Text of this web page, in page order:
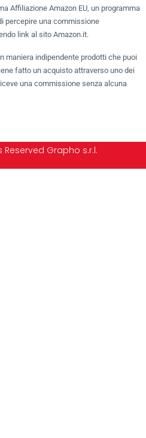
Affiliazione Amazon EU, un programma
percepire una commissione
link al sito Amazon.it.
maniera indipendente prodotti che puoi
fatto un acquisto attraverso uno dei
una commissione senza alcuna
Reserved Grapho s.r.l.